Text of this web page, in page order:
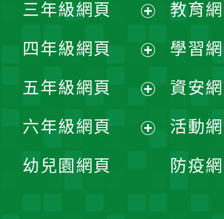
選
單
開
選
單
三年級網頁
開
選
單
四年級網頁
開
選
五年級網頁
開
六年級網頁
幼兒園網頁
教育
學習
資安
活動
防疫